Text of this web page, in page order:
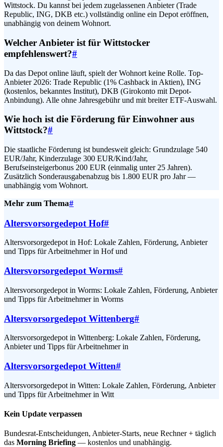
Wittstock. Du kannst bei jedem zugelassenen Anbieter (Trade
Republic, ING, DKB etc.) vollständig online ein Depot eröffnen,
unabhängig von deinem Wohnort.
Welcher Anbieter ist für Wittstocker
empfehlenswert?#
Da das Depot online läuft, spielt der Wohnort keine Rolle. Top-
Anbieter 2026: Trade Republic (1% Cashback in Aktien), ING
(kostenlos, bekanntes Institut), DKB (Girokonto mit Depot-
Anbindung). Alle ohne Jahresgebühr und mit breiter ETF-Auswahl.
Wie hoch ist die Förderung für Einwohner aus
Wittstock?#
Die staatliche Förderung ist bundesweit gleich: Grundzulage 540
EUR/Jahr, Kinderzulage 300 EUR/Kind/Jahr,
Berufseinsteigerbonus 200 EUR (einmalig unter 25 Jahren).
Zusätzlich Sonderausgabenabzug bis 1.800 EUR pro Jahr —
unabhängig vom Wohnort.
Mehr zum Thema#
Altersvorsorgedepot Hof#
Altersvorsorgedepot in Hof: Lokale Zahlen, Förderung, Anbieter
und Tipps für Arbeitnehmer in Hof und
Altersvorsorgedepot Worms#
Altersvorsorgedepot in Worms: Lokale Zahlen, Förderung, Anbieter
und Tipps für Arbeitnehmer in Worms
Altersvorsorgedepot Wittenberg#
Altersvorsorgedepot in Wittenberg: Lokale Zahlen, Förderung,
Anbieter und Tipps für Arbeitnehmer in
Altersvorsorgedepot Witten#
Altersvorsorgedepot in Witten: Lokale Zahlen, Förderung, Anbieter
und Tipps für Arbeitnehmer in Witt
Kein Update verpassen
Bundesrat-Entscheidungen, Anbieter-Starts, neue Rechner + täglich
das Morning Briefing — kostenlos und unabhängig.